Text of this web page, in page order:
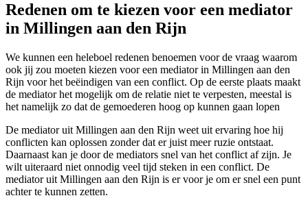
Redenen om te kiezen voor een mediator
in Millingen aan den Rijn
We kunnen een heleboel redenen benoemen voor de vraag waarom
ook jij zou moeten kiezen voor een mediator in Millingen aan den
Rijn voor het beëindigen van een conflict. Op de eerste plaats maakt
de mediator het mogelijk om de relatie niet te verpesten, meestal is
het namelijk zo dat de gemoederen hoog op kunnen gaan lopen
De mediator uit Millingen aan den Rijn weet uit ervaring hoe hij
conflicten kan oplossen zonder dat er juist meer ruzie ontstaat.
Daarnaast kan je door de mediators snel van het conflict af zijn. Je
wilt uiteraard niet onnodig veel tijd steken in een conflict. De
mediator uit Millingen aan den Rijn is er voor je om er snel een punt
achter te kunnen zetten.